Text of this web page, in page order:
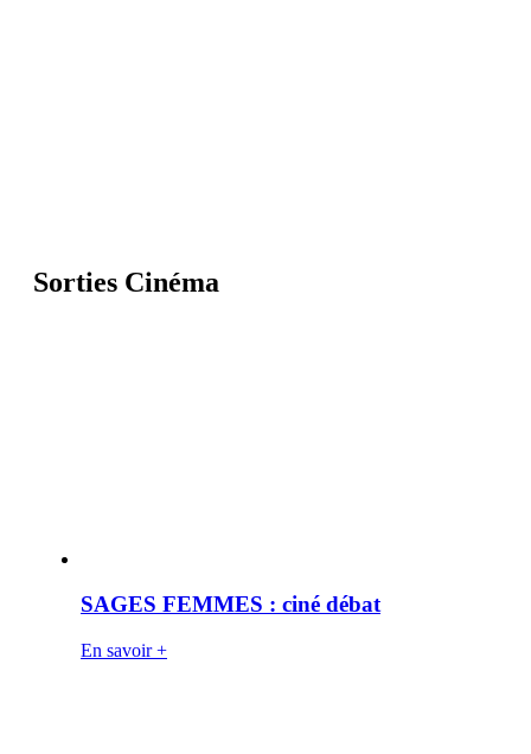
Sorties Cinéma
SAGES FEMMES : ciné débat
En savoir +